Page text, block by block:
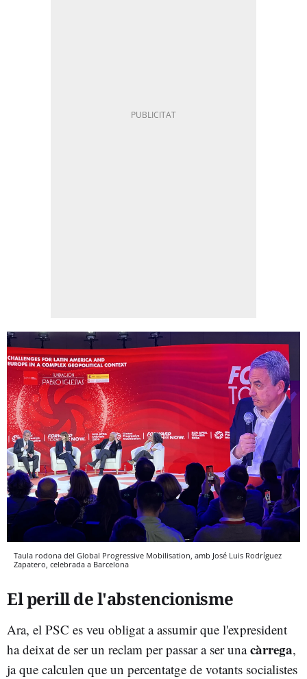
Taula rodona del Global Progressive Mobilisation, amb José Luis Rodríguez
Zapatero, celebrada a Barcelona
El perill de l'abstencionisme
Ara, el PSC es veu obligat a assumir que l'expresident
ha deixat de ser un reclam per passar a ser unacàrrega,
ja que calculen que un percentatge de votants socialistes